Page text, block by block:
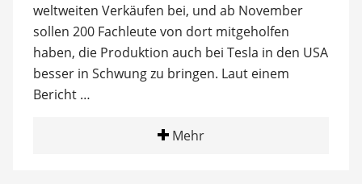
weltweiten Verkäufen bei, und ab November
sollen 200 Fachleute von dort mitgeholfen
haben, die Produktion auch bei Tesla in den USA
besser in Schwung zu bringen. Laut einem
Bericht …
Mehr